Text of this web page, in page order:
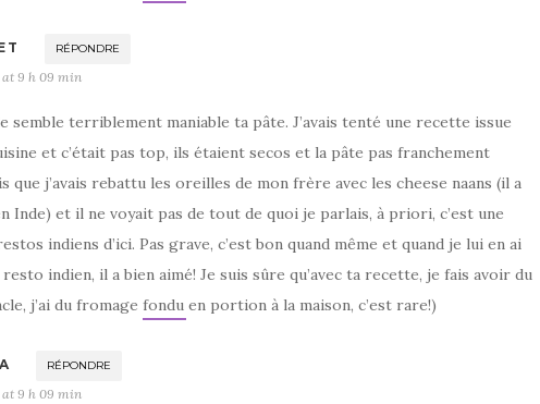
RÉPONDRE
at 9 h 09 min
semble terriblement maniable ta pâte. J’avais tenté une recette issue
et c’était pas top, ils étaient secos et la pâte pas franchement
que j’avais rebattu les oreilles de mon frère avec les cheese naans (il a
Inde) et il ne voyait pas de tout de quoi je parlais, à priori, c’est une
indiens d’ici. Pas grave, c’est bon quand même et quand je lui en ai
indien, il a bien aimé! Je suis sûre qu’avec ta recette, je fais avoir du
j’ai du fromage fondu en portion à la maison, c’est rare!)
RÉPONDRE
at 9 h 09 min